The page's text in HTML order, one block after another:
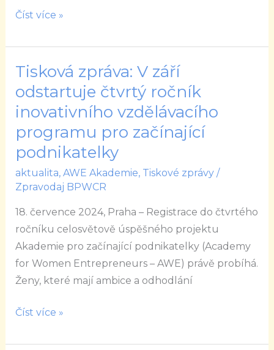
Číst více »
Tisková zpráva: V září
odstartuje čtvrtý ročník
inovativního vzdělávacího
programu pro začínající
podnikatelky
aktualita, AWE Akademie, Tiskové zprávy/
Zpravodaj BPWCR
18. července 2024, Praha – Registrace do čtvrtého
ročníku celosvětově úspěšného projektu
Akademie pro začínající podnikatelky (Academy
for Women Entrepreneurs – AWE) právě probíhá.
Ženy, které mají ambice a odhodlání
Tisková
zpráva:
V
září
odstartuje
čtvrtý
ročník
inovativního
vzdělávacího
programu
pro
začínající
podnikatelky
Číst více »